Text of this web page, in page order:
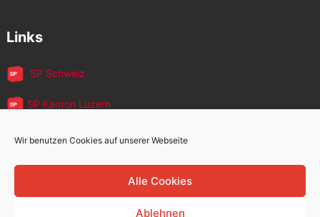
Wir benutzen Cookies auf unserer Webseite
Alle Cookies
Ablehnen
Links
SP Schweiz
SP Kanton Luzern
JUSO Luzern
SP MigrantInnen
SP 60+